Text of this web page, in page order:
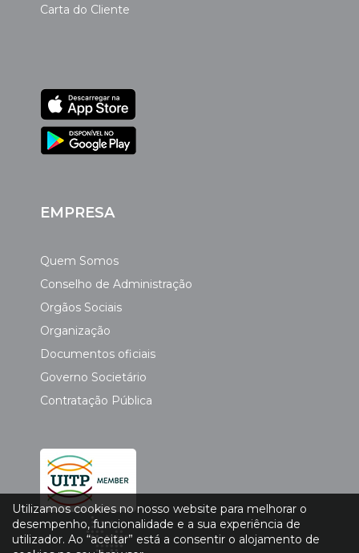
Carta do Cliente
EMPRESA
Quem Somos
Conselho de Administração
Orgãos Sociais
Organização
Documentos oficiais
Governo Societário
Contratação Pública
Utilizamos cookies no nosso website para melhorar o
desempenho, funcionalidade e a sua experiência de
utilizador. Ao “aceitar” está a consentir o alojamento de